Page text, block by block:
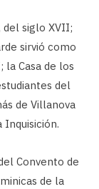
del siglo XVII;
sirvió como
la Casa de los
del
de Villanova
Inquisición.
Convento de
de la